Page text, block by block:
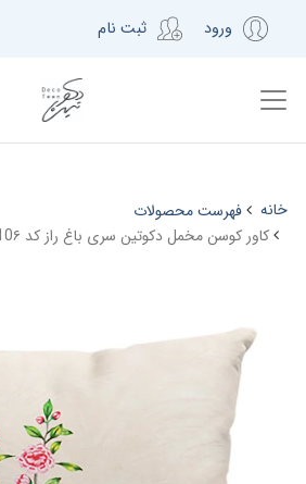
ورود ثبت نام
خانه
فهرست محصولات
کاور کوسن مخمل دکوتین سری باغ راز کد SG10۶